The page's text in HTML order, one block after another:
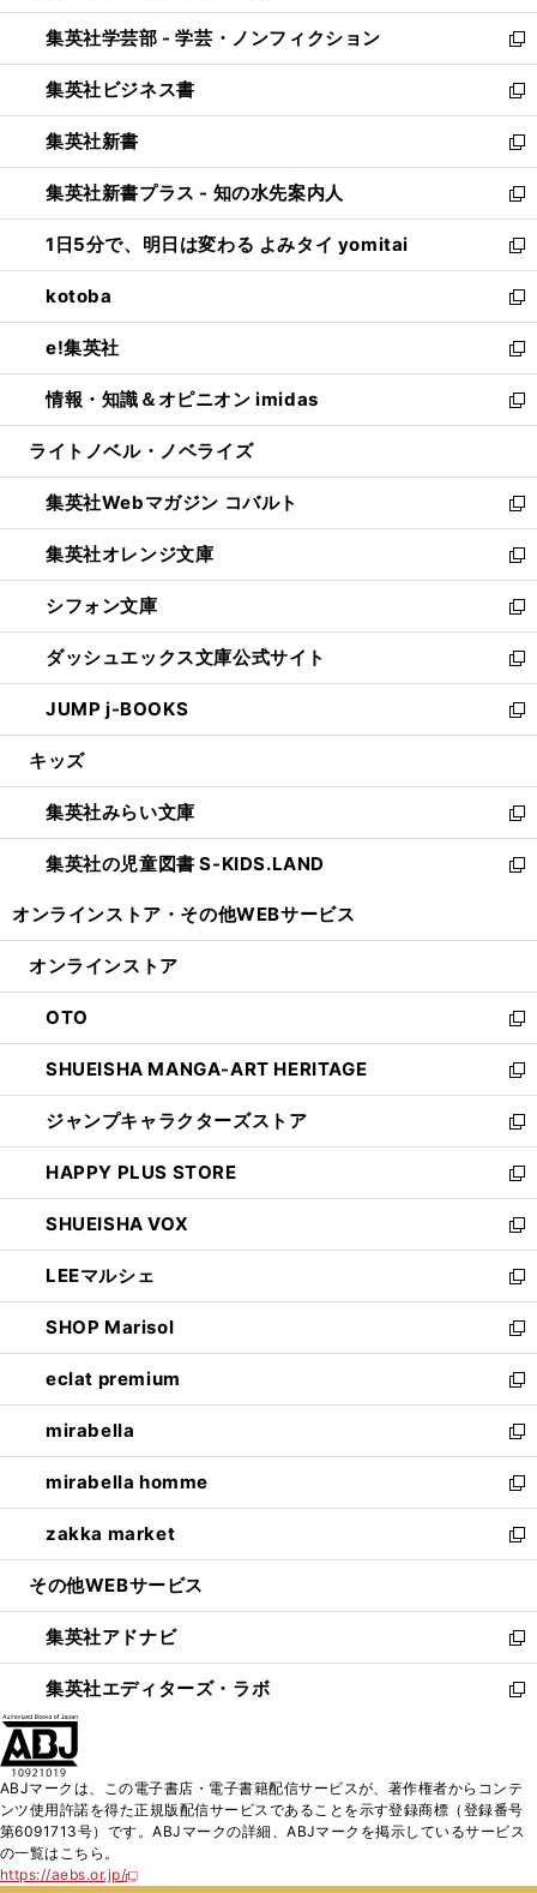
開
く
ウ
で
開
く
ン
ド
ウ
で
開
く
ウ
ィ
ン
ド
ウ
で
開
く
集英社学芸部 - 学芸・ノンフィクション
新
し
い
ウ
ィ
ン
ド
ウ
で
開
く
集英社ビジネス書
新
し
い
ウ
ィ
ン
ド
ウ
で
開
く
集英社新書
新
し
い
ウ
ィ
ン
ド
ウ
で
開
く
集英社新書プラス - 知の水先案内人
新
し
い
ウ
ィ
ン
ド
ウ
で
開
1日5分で、明日は変わる よみタイ yomitai
新
し
い
ウ
ィ
ン
ド
ウ
開
く
kotoba
新
し
い
ウ
ィ
ン
ウ
で
開
く
e!集英社
新
し
い
ウ
ン
ド
ウ
で
開
く
情報・知識＆オピニオン imidas
新
し
ウ
ィ
ン
ド
ウ
で
開
く
ライトノベル・ノベライズ
集英社Webマガジン コバルト
新
し
い
ウ
ィ
ン
ド
ウ
で
開
集英社オレンジ文庫
新
し
い
ウ
ィ
ン
ド
ウ
開
く
シフォン文庫
新
し
い
ウ
ィ
ン
ウ
で
開
く
ダッシュエックス文庫公式サイト
新
し
い
ウ
ン
ド
ウ
で
JUMP j-BOOKS
新
し
ウ
ィ
ン
ド
開
キッズ
集英社みらい文庫
新
し
い
ン
ウ
で
開
く
集英社の児童図書 S-KIDS.LAND
新
ウ
ン
ド
ウ
で
開
く
オンラインストア・ その他WEBサービス
オンラインストア
OTO
新
し
い
ウ
ィ
ン
ド
ウ
で
開
く
SHUEISHA MANGA-ART HERITAGE
新
し
い
ウ
ィ
ン
ド
ウ
で
開
く
ジャンプキャラクターズストア
新
し
い
ウ
ィ
ン
ド
ウ
で
開
く
HAPPY PLUS STORE
新
し
い
ウ
ィ
ン
ド
ウ
で
開
く
SHUEISHA VOX
新
し
い
ウ
ィ
ン
ド
ウ
で
開
く
LEEマルシェ
新
し
い
ウ
ィ
ン
ド
ウ
で
開
く
SHOP Marisol
新
し
い
ウ
ィ
ン
ド
ウ
で
開
eclat premium
新
し
い
ウ
ィ
ン
ド
ウ
開
く
mirabella
新
し
い
ウ
ィ
ン
ウ
で
開
く
mirabella homme
新
し
い
ウ
ン
ド
ウ
で
zakka market
新
し
ウ
ィ
ン
ド
く
その他WEBサービス
集英社アドナビ
新
し
い
ド
ウ
で
集英社エディターズ・ラボ
新
ィ
ン
ABJマークは、この電子書店・電子書籍配信サービスが、著作権者からコンテ
ンツ使用許諾を得た正規版配信サービスであることを示す登録商標（登録番号
第6091713号）です。ABJマークの詳細、ABJマークを掲示しているサービス
の一覧はこちら。
https://aebs.or.jp/
新